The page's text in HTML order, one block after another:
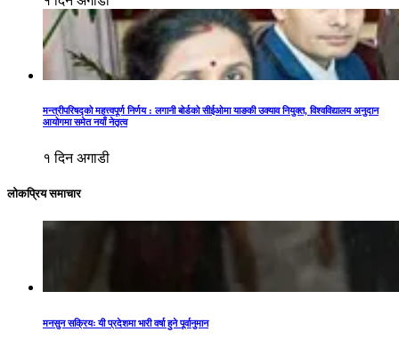
मन्त्रीपरिषद्को महत्त्वपूर्ण निर्णय : लगानी बोर्डको सीईओमा याङकी उक्याव नियुक्त, विश्वविद्यालय अनुदान
आयोगमा समेत नयाँ नेतृत्व
१ दिन अगाडी
लोकप्रिय समाचार
मनसुन सक्रियः यी प्रदेशमा भारी वर्षा हुने पूर्वानुमान